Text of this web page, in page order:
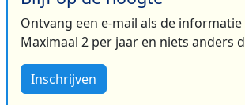
Ontvang een e-mail als de
Maximaal 2 per jaar en niets anders
Inschrijven